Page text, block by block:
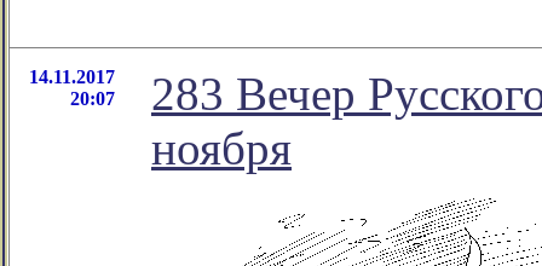
14.11.2017
20:07
283 Вечер
ноября